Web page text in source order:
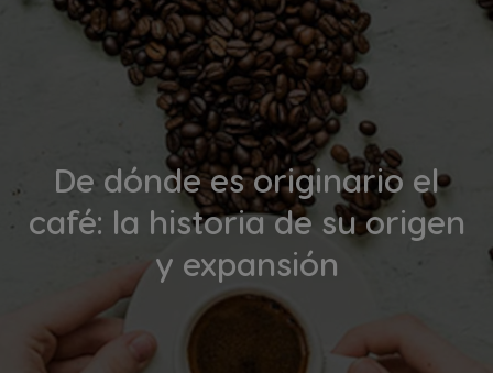
De dónde es originario el
café: la historia de su origen
y expansión